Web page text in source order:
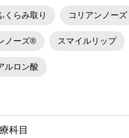
ージしたりすることはお控えください
ト※横浜院限定 76,800円(税込)
ントア 109,800円(税込)
円(税込)
くらみ取り コリアンノーズ
ノーズ® スマイルリップ
ルロン酸